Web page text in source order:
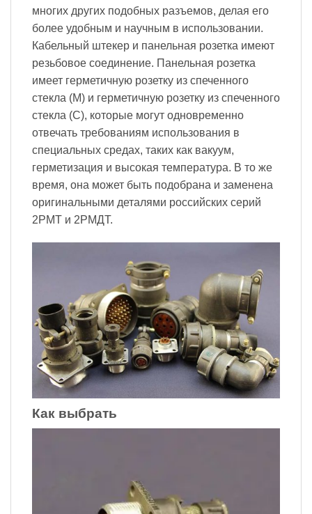
многих других подобных разъемов, делая его
более удобным и научным в использовании.
Кабельный штекер и панельная розетка имеют
резьбовое соединение. Панельная розетка
имеет герметичную розетку из спеченного
стекла (M) и герметичную розетку из спеченного
стекла (C), которые могут одновременно
отвечать требованиям использования в
специальных средах, таких как вакуум,
герметизация и высокая температура. В то же
время, она может быть подобрана и заменена
оригинальными деталями российских серий
2PMT и 2РМДТ.
Как выбрать